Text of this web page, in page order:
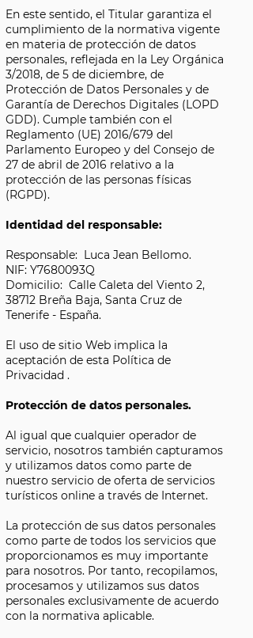
En este sentido, el Titular garantiza el
cumplimiento de la normativa vigente
en materia de protección de datos
personales, reflejada en la Ley Orgánica
3/2018, de 5 de diciembre, de
Protección de Datos Personales y de
Garantía de Derechos Digitales (LOPD
GDD). Cumple también con el
Reglamento (UE) 2016/679 del
Parlamento Europeo y del Consejo de
27 de abril de 2016 relativo a la
protección de las personas físicas
(RGPD).
Identidad del responsable:
Responsable: Luca Jean Bellomo.
NIF: Y7680093Q
Domicilio: Calle Caleta del Viento 2,
38712 Breña Baja, Santa Cruz de
Tenerife - España.
El uso de sitio Web implica la
aceptación de esta Política de
Privacidad .
Protección de datos personales.
Al igual que cualquier operador de
servicio, nosotros también capturamos
y utilizamos datos como parte de
nuestro servicio de oferta de servicios
turísticos online a través de Internet.
La protección de sus datos personales
como parte de todos los servicios que
proporcionamos es muy importante
para nosotros. Por tanto, recopilamos,
procesamos y utilizamos sus datos
personales exclusivamente de acuerdo
con la normativa aplicable.